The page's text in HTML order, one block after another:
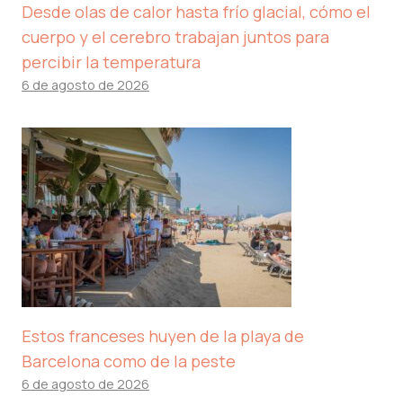
Desde olas de calor hasta frío glacial, cómo el
cuerpo y el cerebro trabajan juntos para
percibir la temperatura
6 de agosto de 2026
Estos franceses huyen de la playa de
Barcelona como de la peste
6 de agosto de 2026